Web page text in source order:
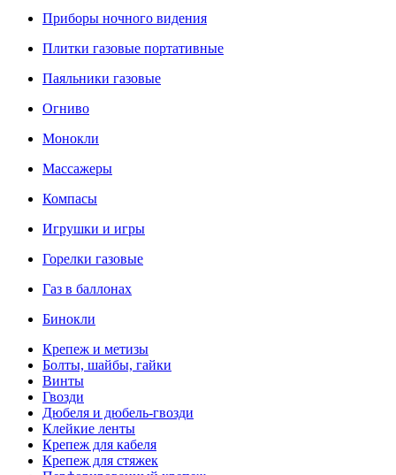
Приборы ночного видения
Плитки газовые портативные
Паяльники газовые
Огниво
Монокли
Массажеры
Компасы
Игрушки и игры
Горелки газовые
Газ в баллонах
Бинокли
Крепеж и метизы
Болты, шайбы, гайки
Винты
Гвозди
Дюбеля и дюбель-гвозди
Клейкие ленты
Крепеж для кабеля
Крепеж для стяжек